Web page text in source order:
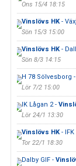
Ons 15/4 18:15
Vinslövs HK-
Sön 15/3 15:00
Vinslövs HK-
Sön 8/3 14:15
H 78 Sölvesborg -
Lör 7/2 15:00
IK Lågan 2 -
Lör 24/1 13:30
Vinslövs HK- IFK
Tor 22/1 18:30
Dalby GIF -